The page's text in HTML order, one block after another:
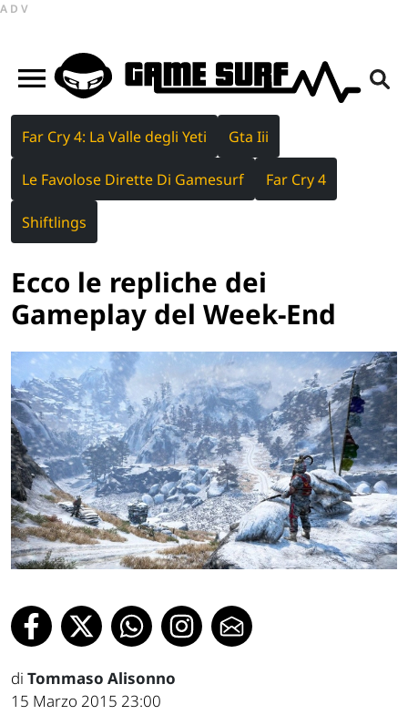
ADV
Far Cry 4: La Valle degli Yeti Gta Iii
Le Favolose Dirette Di Gamesurf Far Cry 4
Shiftlings
Ecco le repliche dei
Gameplay del Week-End
di Tommaso Alisonno
15 Marzo 2015 23:00